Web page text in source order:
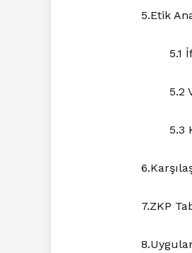
5.Etik
5.1
5.2
5.3
7.ZKP